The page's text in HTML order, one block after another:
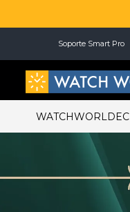
Soporte Smart Pro
WATCHWORLDEC